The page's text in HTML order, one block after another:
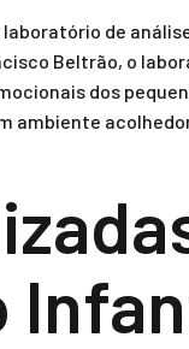
de
Beltrão, o
dos
ambiente